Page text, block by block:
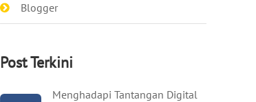
Blogger
Post Terkini
Menghadapi Tantangan Digital